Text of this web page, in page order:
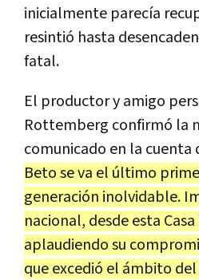
inicialmente parecía
resintió hasta
fatal.
El productor y amigo
Rottemberg confirmó la
comunicado en la
Beto se va el último
generación inolvidable.
nacional, desde esta
aplaudiendo su
que excedió el ámbito